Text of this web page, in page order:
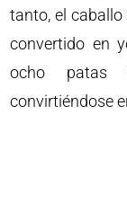
tanto, el
convertido en
ocho patas
convirtiéndose